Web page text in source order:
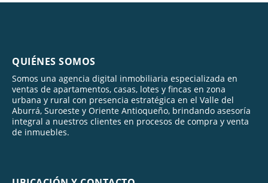
QUIÉNES SOMOS
Somos una agencia digital inmobiliaria especializada en
ventas de apartamentos, casas, lotes y fincas en zona
urbana y rural con presencia estratégica en el Valle del
Aburrá, Suroeste y Oriente Antioqueño, brindando asesoría
integral a nuestros clientes en procesos de compra y venta
de inmuebles.